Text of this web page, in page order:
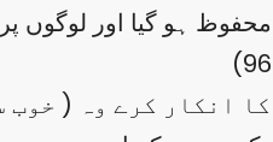
ہو گیا اور
انکار کرے وہ ( خوب